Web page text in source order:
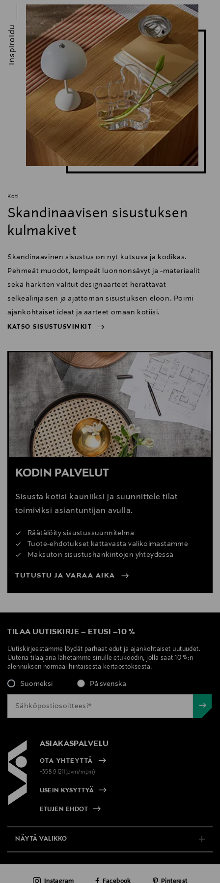
Avainsanat
joseph joseph, keraaminen kasari , sol gel kasari,
kattila, kasari ja kansi, keittiö
Koti
Skandinaavisen sisustuksen
kulmakivet
Skandinaavinen sisustus on nyt kutsuva ja kodikas.
Pehmeät muodot, lempeät luonnonsävyt ja -materiaalit
sekä harkiten valitut designaarteet herättävät
selkeälinjaisen ja ajattoman sisustuksen eloon. Poimi
ajankohtaiset ideat ja aarteet omaan kotiisi.
KATSO SISUSTUSVINKIT
Inspiroidu
KATSO SISUSTUSVINKIT
KODIN PALVELUT
Sisusta kotisi kauniiksi ja suunnittele tilat
toimiviksi asiantuntijan avulla.
Räätälöity sisustussuunnitelma
Tuote-ehdotukset kattavasta valikoimastamme
Maksuton sisustushankintojen yhteydessä
TUTUSTU JA VARAA AIKA
TILAA UUTISKIRJE – ETUSI –10 %
Uutiskirjeestämme löydät parhaat edut ja ajankohtaiset uutuudet.
Uutena tilaajana lähetämme sinulle etukoodin, jolla saat 10 %:n
alennuksen normaalihintaisesta kertaostoksesta.
Suomeksi På svenska
ASIAKASPALVELU
OTA YHTEYTTÄ
+358 9 1211(pvm/mpm)
USEIN KYSYTTYÄ
ETUJEN EHDOT
NÄYTÄ VALIKKO
Instagram Facebook Pinterest